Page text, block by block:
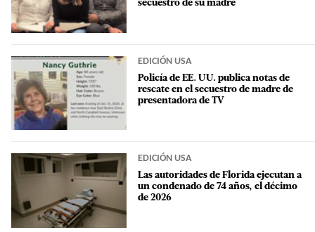
secuestro de su madre
EDICIÓN USA
Policía de EE. UU. publica notas de
rescate en el secuestro de madre de
presentadora de TV
EDICIÓN USA
Las autoridades de Florida ejecutan a
un condenado de 74 años, el décimo
de 2026